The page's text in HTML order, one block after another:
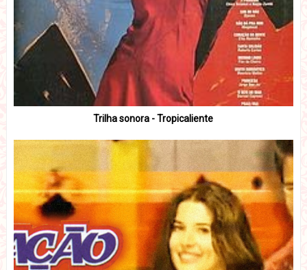
Trilha sonora - Tropicaliente